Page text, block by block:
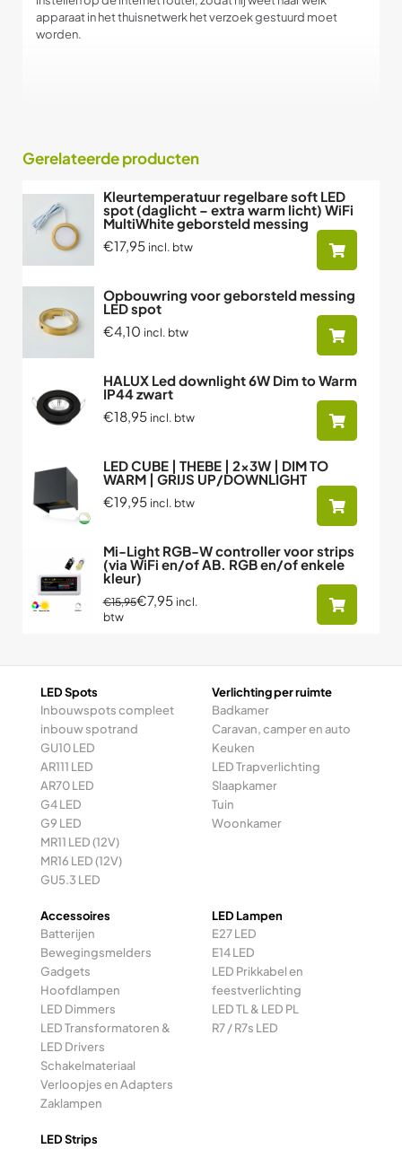
apparaat in het thuisnetwerk het verzoek gestuurd moet
worden.
Gerelateerde producten
Kleurtemperatuur regelbare soft LED
spot (daglicht – extra warm licht) WiFi
MultiWhite geborsteld messing
€17,95 incl. btw
Opbouwring voor geborsteld messing
LED spot
€4,10 incl. btw
HALUX Led downlight 6W Dim to Warm
IP44 zwart
€18,95 incl. btw
LED CUBE | THEBE | 2x3W | DIM TO
WARM | GRIJS UP/DOWNLIGHT
€19,95 incl. btw
Mi-Light RGB-W controller voor strips
(via WiFi en/of AB. RGB en/of enkele
kleur)
€15,95€7,95 incl.
btw
LED Spots
Inbouwspots compleet
inbouw spotrand
GU10 LED
AR111 LED
AR70 LED
G4 LED
G9 LED
MR11 LED (12V)
MR16 LED (12V)
GU5.3 LED
Verlichting per ruimte
Badkamer
Caravan, camper en auto
Keuken
LED Trapverlichting
Slaapkamer
Tuin
Woonkamer
Accessoires
Batterijen
Bewegingsmelders
Gadgets
Hoofdlampen
LED Dimmers
LED Transformatoren &
LED Drivers
Schakelmateriaal
Verloopjes en Adapters
Zaklampen
LED Lampen
E27 LED
E14 LED
LED Prikkabel en
feestverlichting
LED TL & LED PL
R7 / R7s LED
LED Strips